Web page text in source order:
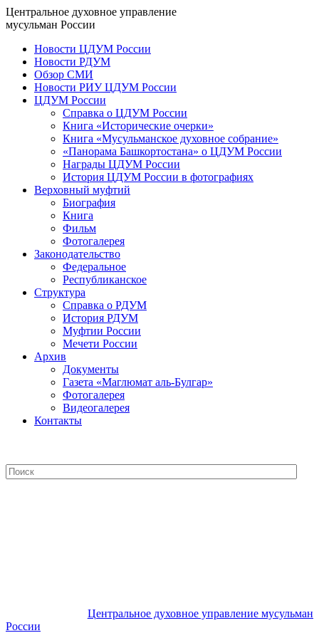
Центральное духовное управление
мусульман России
Новости ЦДУМ России
Новости РДУМ
Обзор СМИ
Новости РИУ ЦДУМ России
ЦДУМ России
Справка о ЦДУМ России
Книга «Исторические очерки»
Книга «Мусульманское духовное собрание»
«Панорама Башкортостана» о ЦДУМ России
Награды ЦДУМ России
История ЦДУМ России в фотографиях
Верховный муфтий
Биография
Книга
Фильм
Фотогалерея
Законодательство
Федеральное
Республиканское
Структура
Справка о РДУМ
История РДУМ
Муфтии России
Мечети России
Архив
Документы
Газета «Маглюмат аль-Булгар»
Фотогалерея
Видеогалерея
Контакты
Центральное духовное управление мусульман
России